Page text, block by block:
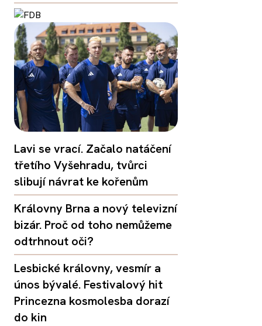
Lavi se vrací. Začalo natáčení
třetího Vyšehradu, tvůrci
slibují návrat ke kořenům
Královny Brna a nový televizní
bizár. Proč od toho nemůžeme
odtrhnout oči?
Lesbické královny, vesmír a
únos bývalé. Festivalový hit
Princezna kosmolesba dorazí
do kin